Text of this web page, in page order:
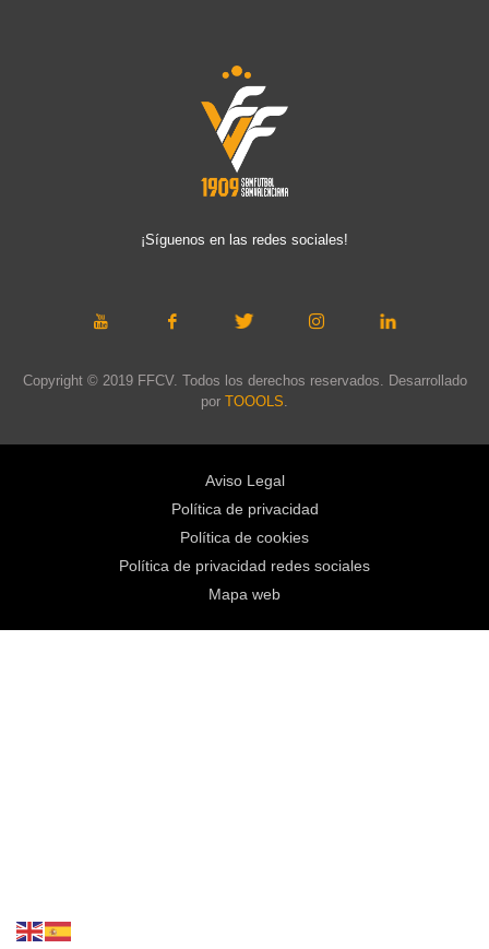
¡Síguenos en las redes sociales!
Copyright © 2019 FFCV. Todos los derechos reservados. Desarrollado
por TOOOLS.
Aviso Legal
Política de privacidad
Política de cookies
Política de privacidad redes sociales
Mapa web